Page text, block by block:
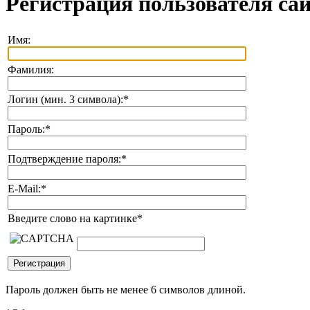
Имя:
Фамилия:
Логин (мин. 3 символа):*
Пароль:*
Подтверждение пароля:*
E-Mail:*
Введите слово на картинке*
Пароль должен быть не менее 6 символов длиной.